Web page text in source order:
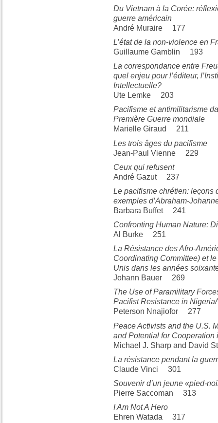
Du Vietnam à la Corée:
guerre américain
André Muraire 177
L’état de la non-violence en
Guillaume Gamblin 193
La correspondance entre
quel enjeu pour l’éditeur,
Intellectuelle?
Ute Lemke 203
Pacifisme et antimilitarisme
Première Guerre mondiale
Marielle Giraud 211
Les trois âges du pacifisme
Jean-Paul Vienne 229
Ceux qui refusent
André Gazut 237
Le pacifisme chrétien: leçons
exemples d’Abraham-
Barbara Buffet 241
Confronting Human Nature:
Al Burke 251
La Résistance des Afro-
Coordinating Committee) et
Unis dans les années
Johann Bauer 269
The Use of Paramilitary
Pacifist Resistance in Nigeria/
Peterson Nnajiofor 277
Peace Activists and the U.S.
and Potential for
Michael J. Sharp and David
La résistance pendant la
Claude Vinci 301
Souvenir d’un jeune «pied-
Pierre Saccoman 313
I Am Not A Hero
Ehren Watada 317